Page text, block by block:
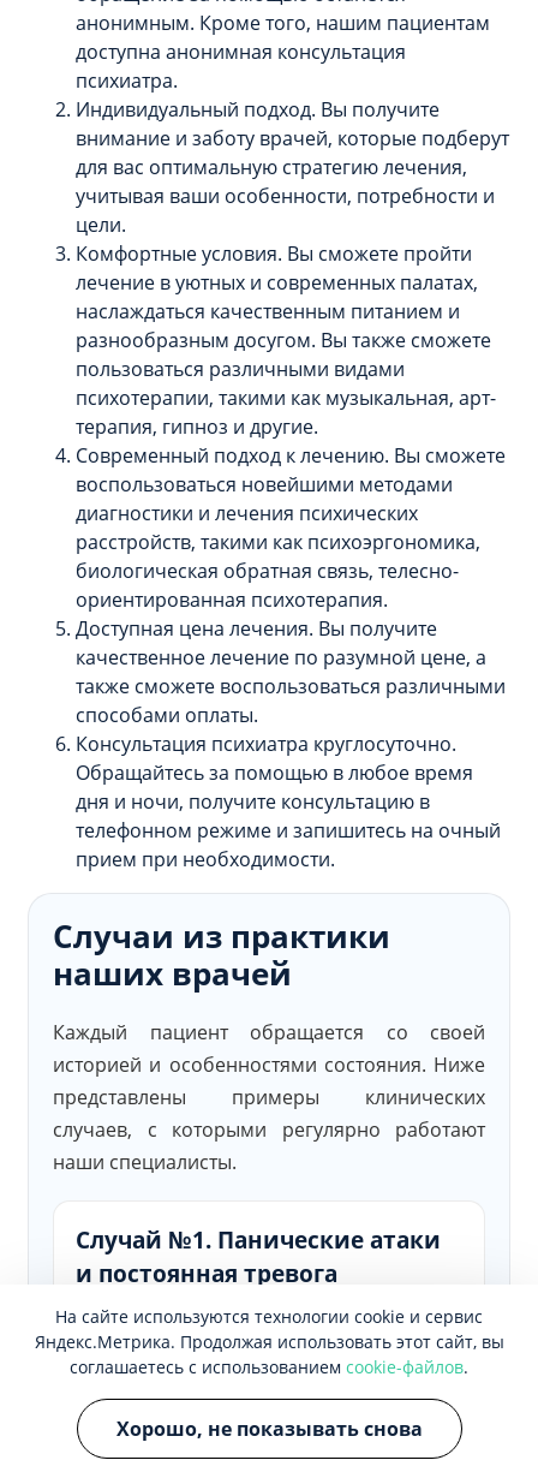
анонимным. Кроме того, нашим пациентам
доступна анонимная консультация
психиатра.
Индивидуальный подход. Вы получите
внимание и заботу врачей, которые подберут
для вас оптимальную стратегию лечения,
учитывая ваши особенности, потребности и
цели.
Комфортные условия. Вы сможете пройти
лечение в уютных и современных палатах,
наслаждаться качественным питанием и
разнообразным досугом. Вы также сможете
пользоваться различными видами
психотерапии, такими как музыкальная, арт-
терапия, гипноз и другие.
Современный подход к лечению. Вы сможете
воспользоваться новейшими методами
диагностики и лечения психических
расстройств, такими как психоэргономика,
биологическая обратная связь, телесно-
ориентированная психотерапия.
Доступная цена лечения. Вы получите
качественное лечение по разумной цене, а
также сможете воспользоваться различными
способами оплаты.
Консультация психиатра круглосуточно.
Обращайтесь за помощью в любое время
дня и ночи, получите консультацию в
телефонном режиме и запишитесь на очный
прием при необходимости.
Случаи из практики
наших врачей
Каждый пациент обращается со своей
историей и особенностями состояния. Ниже
представлены примеры клинических
случаев, с которыми регулярно работают
наши специалисты.
Случай №1. Панические атаки
и постоянная тревога
Пациент:женщина, 29 лет.
Обратилась с жалобами на приступы
сильного страха, учащенное
сердцебиение, нехватку воздуха и
ощущение потери контроля над собой.
На сайте используются технологии cookie и сервис
Яндекс.Метрика. Продолжая использовать этот сайт, вы
соглашаетесь с использованием cookie-файлов.
Хорошо, не показывать снова